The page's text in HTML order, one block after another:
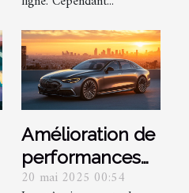
Amélioration de
performances
pour voitures
20 mai 2025 00:54